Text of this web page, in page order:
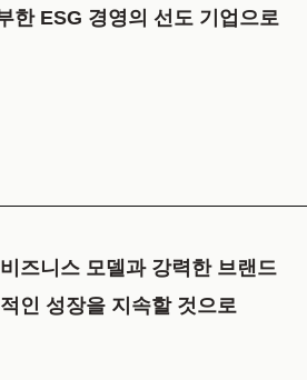
한 ESG 경영의 선도 기업으로
즈니스 모델과 강력한 브랜드
인 성장을 지속할 것으로